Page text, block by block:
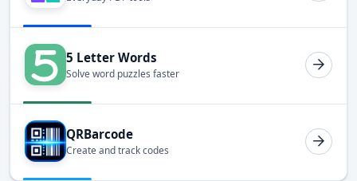
5 Letter Words
Solve word puzzles faster
QRBarcode
Create and track codes